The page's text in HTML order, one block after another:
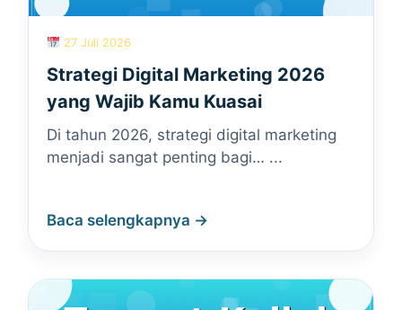
27 Juli 2026
Strategi Digital Marketing 2026
yang Wajib Kamu Kuasai
Di tahun 2026, strategi digital marketing
menjadi sangat penting bagi… ...
Baca selengkapnya →